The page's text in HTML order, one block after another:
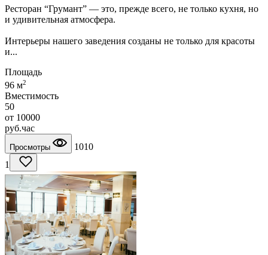
Ресторан “Грумант” — это, прежде всего, не только кухня, но
и удивительная атмосфера.
Интерьеры нашего заведения созданы не только для красоты
и...
Площадь
96 м2
Вместимость
50
от 10000
руб.час
Просмотры
1010
1